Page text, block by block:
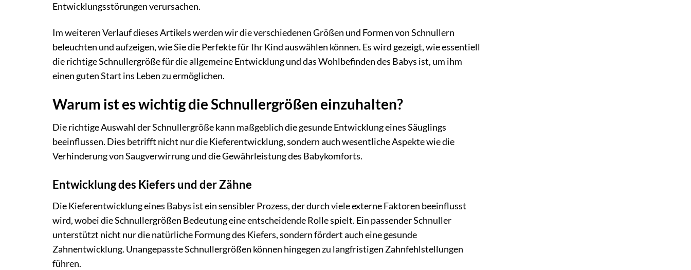
Entwicklungsstörungen verursachen.
Im weiteren Verlauf dieses Artikels werden wir die verschiedenen Größen und Formen von Schnullern
beleuchten und aufzeigen, wie Sie die Perfekte für Ihr Kind auswählen können. Es wird gezeigt, wie essentiell
die richtige Schnullergröße für die allgemeine Entwicklung und das Wohlbefinden des Babys ist, um ihm
einen guten Start ins Leben zu ermöglichen.
Warum ist es wichtig die Schnullergrößen einzuhalten?
Die richtige Auswahl der Schnullergröße kann maßgeblich die gesunde Entwicklung eines Säuglings
beeinflussen. Dies betrifft nicht nur die Kieferentwicklung, sondern auch wesentliche Aspekte wie die
Verhinderung von Saugverwirrung und die Gewährleistung des Babykomforts.
Entwicklung des Kiefers und der Zähne
Die Kieferentwicklung eines Babys ist ein sensibler Prozess, der durch viele externe Faktoren beeinflusst
wird, wobei die Schnullergrößen Bedeutung eine entscheidende Rolle spielt. Ein passender Schnuller
unterstützt nicht nur die natürliche Formung des Kiefers, sondern fördert auch eine gesunde
Zahnentwicklung. Unangepasste Schnullergrößen können hingegen zu langfristigen Zahnfehlstellungen
führen.